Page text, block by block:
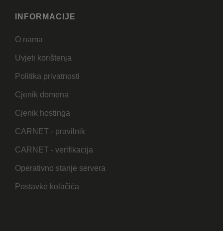
INFORMACIJE
O nama
Uvjeti korištenja
Politika privatnosti
Cjenik domena
Cjenik hostinga
CARNET - pravilnik
CARNET - verifikacija
Operativno stanje servera
Postavke kolačića